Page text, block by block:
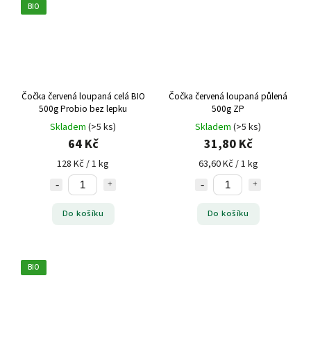
BIO
Čočka červená loupaná celá BIO
500g Probio bez lepku
Skladem (>5 ks)
64 Kč
128 Kč / 1 kg
Do košíku
Čočka červená loupaná půlená
500g ZP
Skladem (>5 ks)
31,80 Kč
63,60 Kč / 1 kg
Do košíku
BIO